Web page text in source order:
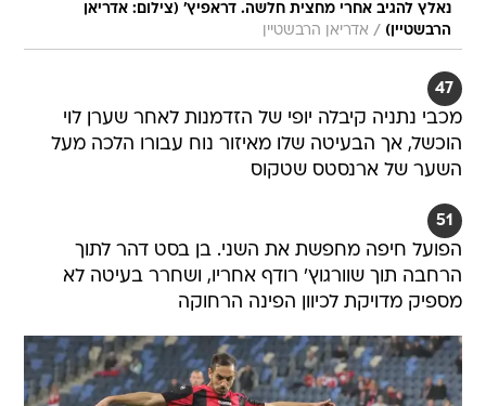
נאלץ להגיב אחרי מחצית חלשה. דראפיץ' (צילום: אדריאן
הרבשטיין) / אדריאן הרבשטיין
47
מכבי נתניה קיבלה יופי של הזדמנות לאחר שערן לוי
הוכשל, אך הבעיטה שלו מאיזור נוח עבורו הלכה מעל
השער של ארנסטס שטקוס
51
הפועל חיפה מחפשת את השני. בן בסט דהר לתוך
הרחבה תוך שוורגוץ' רודף אחריו, ושחרר בעיטה לא
מספיק מדויקת לכיוון הפינה הרחוקה